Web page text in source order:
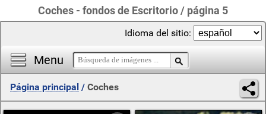
Coches - fondos de Escritorio / página 5
Menu
Idioma del sitio:
Página principal / Coches